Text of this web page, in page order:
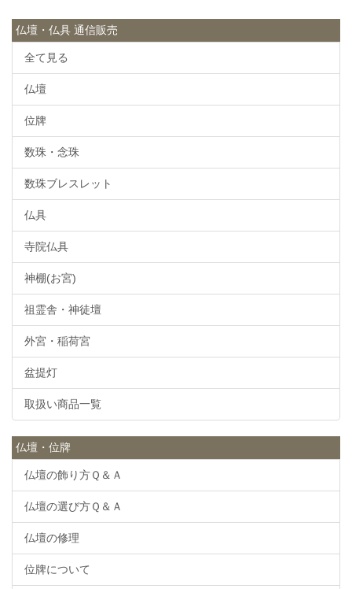
仏壇・仏具 通信販売
全て見る
仏壇
位牌
数珠・念珠
数珠ブレスレット
仏具
寺院仏具
神棚(お宮)
祖霊舎・神徒壇
外宮・稲荷宮
盆提灯
取扱い商品一覧
仏壇・位牌
仏壇の飾り方Ｑ＆Ａ
仏壇の選び方Ｑ＆Ａ
仏壇の修理
位牌について